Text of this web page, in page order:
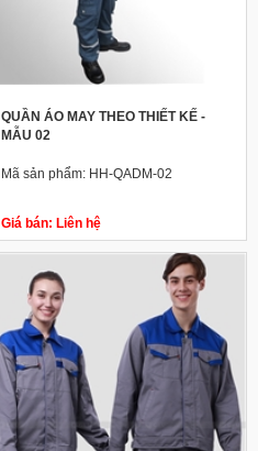
QUẦN ÁO MAY THEO THIẾT KẾ -
MẪU 02
Mã sản phẩm: HH-QADM-02
Giá bán: Liên hệ